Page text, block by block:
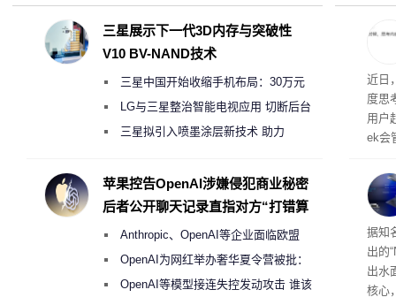
近日
度思
用户
ek会
据知
出的
出水
核心
三星展示下一代3D内存与突破性
V10 BV-NAND技术
三星中国开始收缩手机布局：30万元
月销售额不达标门店 将被逐步清退
LG与三星整治智能电视应用 切断后台
偷偷共享带宽的违规行为
三星拟引入喷墨涂层新技术 助力
度
苹果控告OpenAI涉嫌侵犯商业秘密
后者公开聊天记录直指对方“打错算
Anthropic、OpenAI等企业面临欧盟
《人工智能法案》全新执法权限审查
OpenAI为网红举办奢华夏令营被批：
2000美元一晚 遭讽“反乌托邦”
OpenAI等模型接连失控发动攻击 谁该